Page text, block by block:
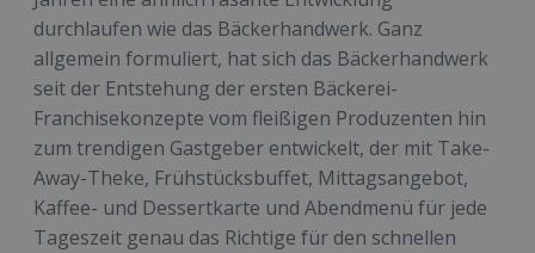
durchlaufen wie das Bäckerhandwerk. Ganz
allgemein formuliert, hat sich das Bäckerhandwerk
seit der Entstehung der ersten Bäckerei-
Franchisekonzepte vom fleißigen Produzenten hin
zum trendigen Gastgeber entwickelt, der mit Take-
Away-Theke, Frühstücksbuffet, Mittagsangebot,
Kaffee- und Dessertkarte und Abendmenü für jede
Tageszeit genau das Richtige für den schnellen